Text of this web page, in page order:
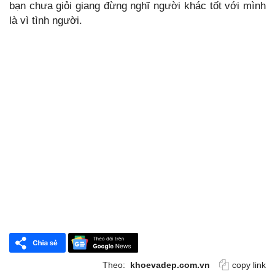
bạn chưa giỏi giang đừng nghĩ người khác tốt với mình
là vì tình người.
Theo: khoevadep.com.vn copy link